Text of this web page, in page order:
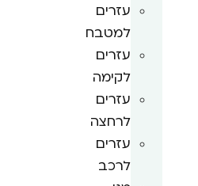
עזרים
למטבח
עזרים
לקימה
עזרים
לרחצה
עזרים
לרכב